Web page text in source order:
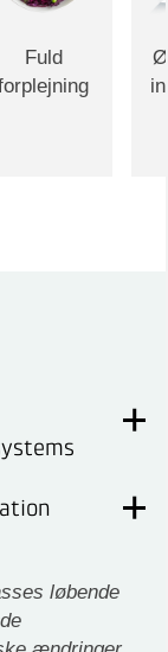
Fuld
løbende